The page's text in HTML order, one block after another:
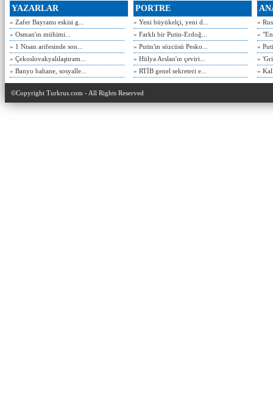
YAZARLAR
» Zafer Bayramı eskisi g...
» Osman'ın mühimi...
» 1 Nisan arifesinde son...
» Çekoslovakyalılaştıram...
» Banyo bahane, sosyalle...
PORTRE
» Yeni büyükelçi, yeni d...
» Farklı bir Putin-Erdoğ...
» Putin'in sözcüsü Pesko...
» Hülya Arslan'ın çeviri...
» RTİB genel sekreteri e...
»
»
»
»
»
©Copyright Turkrus.com - All Rights Reserved